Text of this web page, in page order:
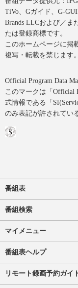
TiVo、Gガイド、G-
Brands LLCおよび／ま
たは登録商標です。
このホームページに掲
複写・転載を禁じます。
Official Program Data
このマークは「Official
式情報である「
のみ表記が許されてい
番組表
番組検索
マイメニュー
番組表ヘルプ
リモート録画予約ガイ